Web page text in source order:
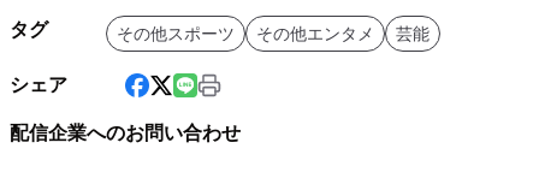
タグ その他スポーツ その他エンタメ 芸能
シェア
配信企業へのお問い合わせ